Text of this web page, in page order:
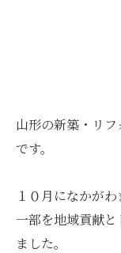
山形の新築・リ
です。
１０月になかが
一部を地域貢献
ました。